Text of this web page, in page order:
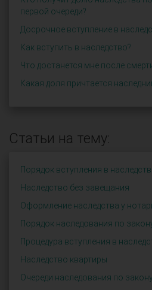
первой очереди?
Досрочное вступление в
Как вступить в наследство?
Что достанется мне после
Какая доля причтается
Статьи на тему:
Порядок вступления в
Наследство без завещания
Оформление наследства у
Порядок наследования по
Процедура вступления в
Наследство квартиры
Очереди наследования по закону